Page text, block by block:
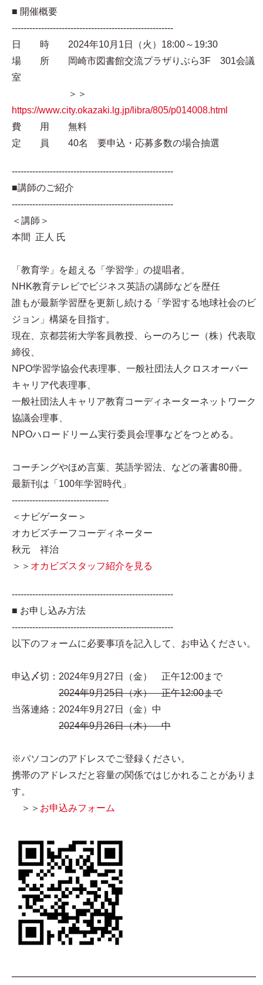
■ 開催概要
-------------------------------------------------------
日 時 2024年10月1日（火）18:00～19:30
場 所 岡崎市図書館交流プラザりぶら3F 301会議
室
＞＞
https://www.city.okazaki.lg.jp/libra/805/p014008.html
費 用 無料
定 員 40名 要申込・応募多数の場合抽選
-------------------------------------------------------
■講師のご紹介
-------------------------------------------------------
＜講師＞
本間 正人 氏
「教育学」を超える「学習学」の提唱者。
NHK教育テレビでビジネス英語の講師などを歴任
誰もが最新学習歴を更新し続ける「学習する地球社会のビ
ジョン」構築を目指す。
現在、京都芸術大学客員教授、らーのろじー（株）代表取
締役、
NPO学習学協会代表理事、一般社団法人クロスオーバー
キャリア代表理事、
一般社団法人キャリア教育コーディネーターネットワーク
協議会理事、
NPOハロードリーム実行委員会理事などをつとめる。
コーチングやほめ言葉、英語学習法、などの著書80冊。
最新刊は「100年学習時代」
---------------------------------
＜ナビゲーター＞
オカビズチーフコーディネーター
秋元 祥治
＞＞ オカビズスタッフ紹介を見る
-------------------------------------------------------
■ お申し込み方法
-------------------------------------------------------
以下のフォームに必要事項を記入して、お申込ください。
申込〆切：2024年9月27日（金） 正午12:00まで
2024年9月25日（水） 正午12:00まで
当落連絡：2024年9月27日（金）中
2024年9月26日（木） 中
※パソコンのアドレスでご登録ください。
携帯のアドレスだと容量の関係ではじかれることがありま
す。
＞＞ お申込みフォーム
━━━━━━━━━━━━━━━━━━━━━━━━━━